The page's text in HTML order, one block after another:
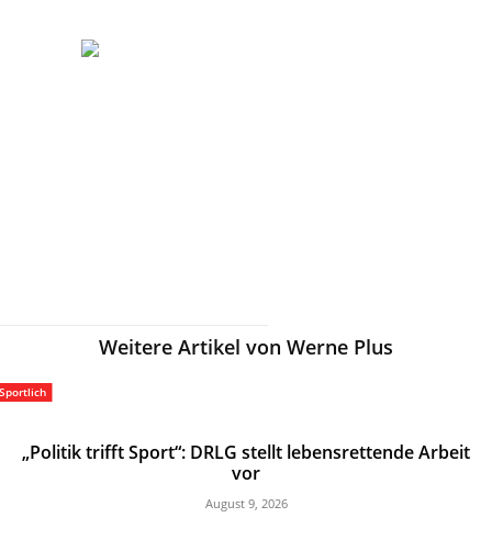
Weitere Artikel von Werne Plus
„Politik trifft Sport“: DRLG stellt lebensrettende Arbeit
vor
August 9, 2026